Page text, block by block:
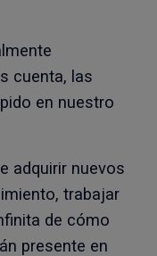
cuenta, las
en nuestro
adquirir nuevos
trabajar
de cómo
presente en